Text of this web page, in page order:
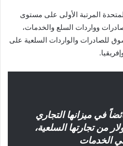
المرتبة الأولى على مستوى
وواردات السلع والخدمات،
للصادرات والواردات السلعية على
في ميزانها التجاري
دولار من تجارتها السلعية،